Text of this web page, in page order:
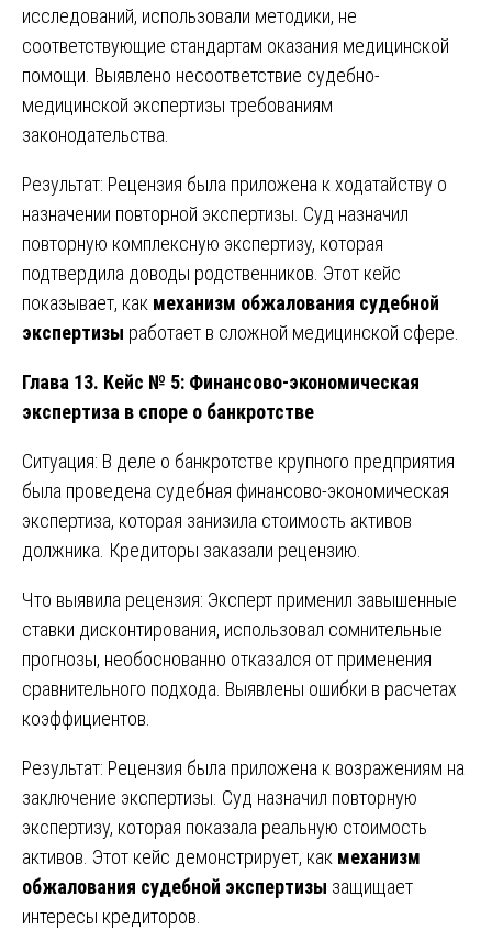
исследований, использовали методики, не
соответствующие стандартам оказания медицинской
помощи. Выявлено несоответствие судебно-
медицинской экспертизы требованиям
законодательства.
Результат: Рецензия была приложена к ходатайству о
назначении повторной экспертизы. Суд назначил
повторную комплексную экспертизу, которая
подтвердила доводы родственников. Этот кейс
показывает, как механизм обжалования судебной
экспертизы работает в сложной медицинской сфере.
Глава 13. Кейс № 5: Финансово-экономическая
экспертиза в споре о банкротстве
Ситуация: В деле о банкротстве крупного предприятия
была проведена судебная финансово-экономическая
экспертиза, которая занизила стоимость активов
должника. Кредиторы заказали рецензию.
Что выявила рецензия: Эксперт применил завышенные
ставки дисконтирования, использовал сомнительные
прогнозы, необоснованно отказался от применения
сравнительного подхода. Выявлены ошибки в расчетах
коэффициентов.
Результат: Рецензия была приложена к возражениям на
заключение экспертизы. Суд назначил повторную
экспертизу, которая показала реальную стоимость
активов. Этот кейс демонстрирует, как механизм
обжалования судебной экспертизы защищает
интересы кредиторов.